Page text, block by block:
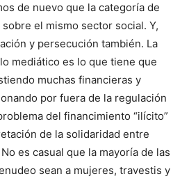
de nuevo que la categoría de
el mismo sector social. Y,
y persecución también. La
mediático es lo que tiene que
muchas financieras y
por fuera de la regulación
del financimiento “ilícito”
de la solidaridad entre
es casual que la mayoría de las
sean a mujeres, travestis y